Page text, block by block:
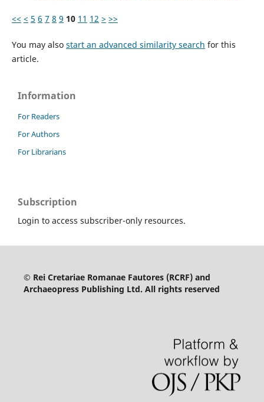
<< < 5 6 7 8 9 10 11 12 > >>
You may also start an advanced similarity search for this
article.
Information
For Readers
For Authors
For Librarians
Subscription
Login to access subscriber-only resources.
© Rei Cretariae Romanae Fautores (RCRF) and
Archaeopress Publishing Ltd. All rights reserved